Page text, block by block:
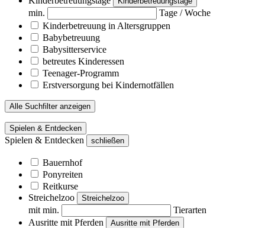
min.
Tage / Woche
Kinderbetreuung in Altersgruppen
Babybetreuung
Babysitterservice
betreutes Kinderessen
Teenager-Programm
Erstversorgung bei Kindernotfällen
Alle Suchfilter anzeigen
Spielen & Entdecken
Spielen & Entdecken schließen
Bauernhof
Ponyreiten
Reitkurse
Streichelzoo
Streichelzoo
mit min.
Tierarten
Ausritte mit Pferden
Ausritte mit Pferden